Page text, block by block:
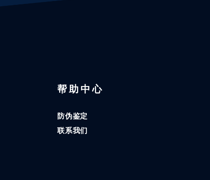
帮助中心
防伪鉴定
联系我们